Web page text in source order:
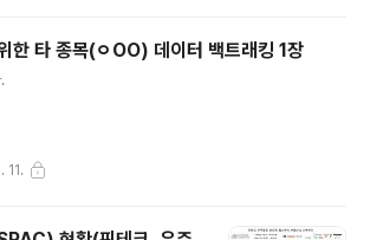
한 타 종목(ㅇOO) 데이터 백트래킹 1장
11.